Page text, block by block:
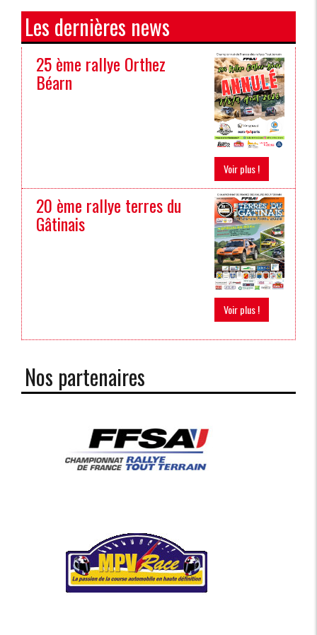
Les dernières news
25 ème rallye Orthez
Béarn
Voir plus !
20 ème rallye terres du
Gâtinais
Voir plus !
Nos partenaires